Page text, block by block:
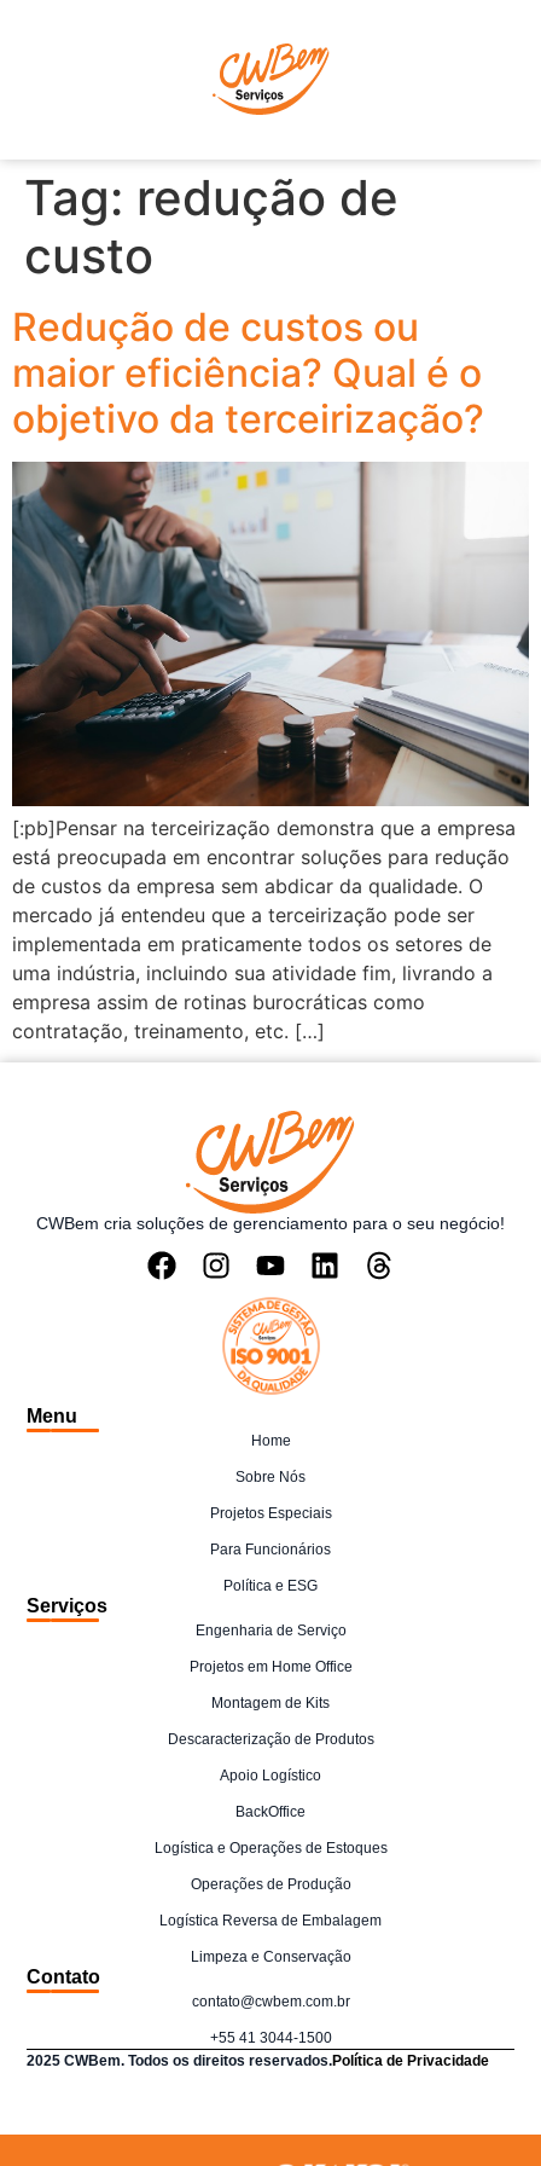
Tag: redução de
custo
Redução de custos ou
maior eficiência? Qual é o
objetivo da terceirização?
[:pb]Pensar na terceirização demonstra que a empresa
está preocupada em encontrar soluções para redução
de custos da empresa sem abdicar da qualidade. O
mercado já entendeu que a terceirização pode ser
implementada em praticamente todos os setores de
uma indústria, incluindo sua atividade fim, livrando a
empresa assim de rotinas burocráticas como
contratação, treinamento, etc. […]
CWBem cria soluções de gerenciamento para o seu negócio!
Menu
Home
Sobre Nós
Projetos Especiais
Para Funcionários
Política e ESG
Serviços
Engenharia de Serviço
Projetos em Home Office
Montagem de Kits
Descaracterização de Produtos
Apoio Logístico
BackOffice
Logística e Operações de Estoques
Operações de Produção
Logística Reversa de Embalagem
Limpeza e Conservação
Contato
contato@cwbem.com.br
+55 41 3044-1500
2025 CWBem. Todos os direitos reservados.Política de Privacidade